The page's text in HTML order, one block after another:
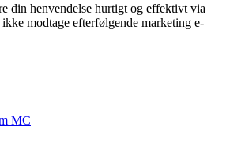
din henvendelse hurtigt og effektivt via
modtage efterfølgende marketing e-
MC